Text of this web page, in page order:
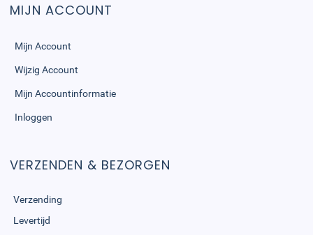
MIJN ACCOUNT
Mijn Account
Wijzig Account
Mijn Accountinformatie
Inloggen
VERZENDEN & BEZORGEN
Verzending
Levertijd